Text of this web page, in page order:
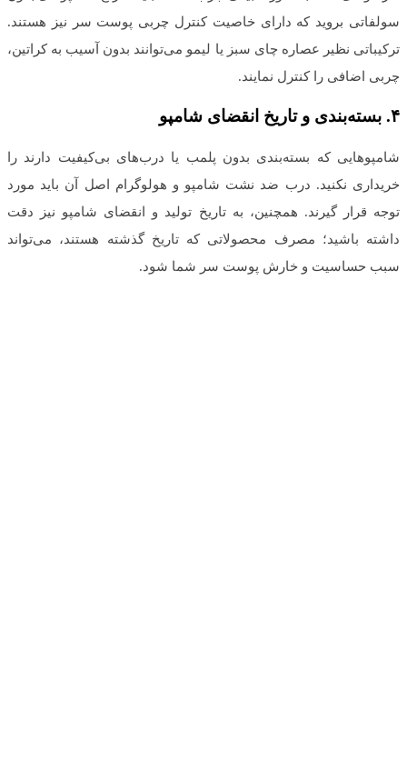
سولفاتی بروید که دارای خاصیت کنترل چربی پوست سر نیز هستند.
ترکیباتی نظیر عصاره چای سبز یا لیمو می‌توانند بدون آسیب به کراتین،
چربی اضافی را کنترل نمایند.
۴. بسته‌بندی و تاریخ انقضای شامپو
شامپوهایی که بسته‌بندی بدون پلمب یا درب‌های بی‌کیفیت دارند را
خریداری نکنید. درب ضد نشت شامپو و هولوگرام اصل آن باید مورد
توجه قرار گیرند. همچنین، به تاریخ تولید و انقضای شامپو نیز دقت
داشته باشید؛ مصرف محصولاتی که تاریخ گذشته هستند، می‌تواند
سبب حساسیت و خارش پوست سر شما شود.